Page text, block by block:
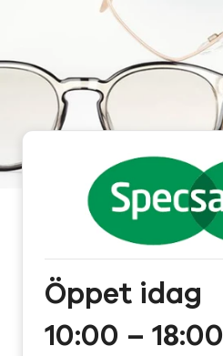
Öppet idag
10:00 – 18:00